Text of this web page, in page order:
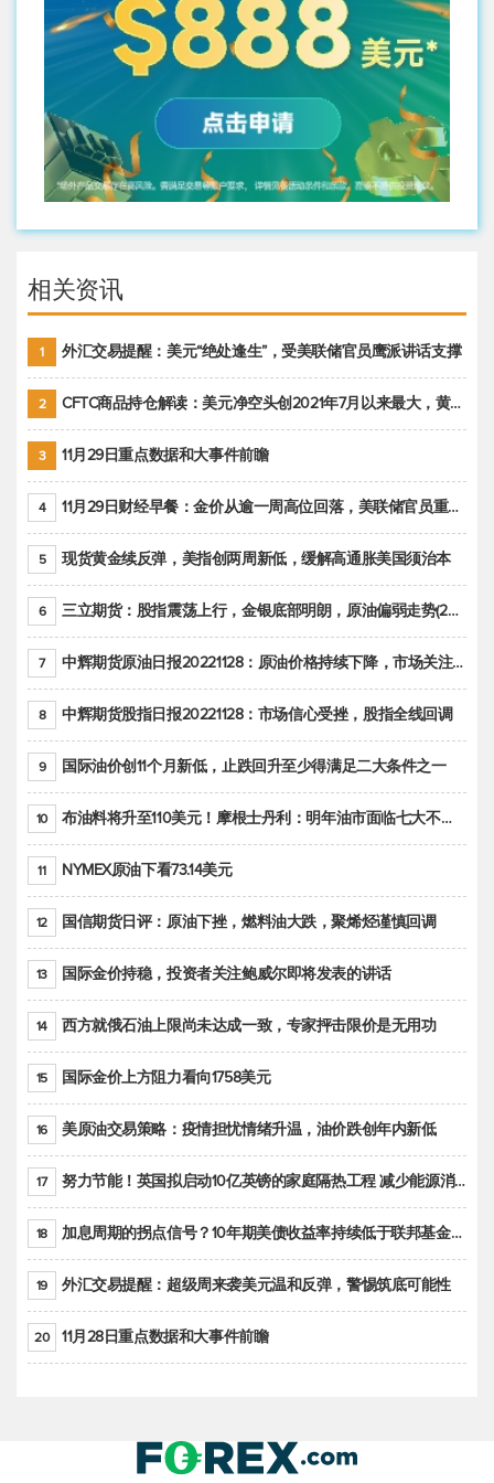
相关资讯
1 外汇交易提醒：美元“绝处逢生”，受美联储官员鹰派讲话支撑
2 CFTC商品持仓解读：美元净空头创2021年7月以来最大，黄金期货投机性净多头头寸减少
3 11月29日重点数据和大事件前瞻
4 11月29日财经早餐：金价从逾一周高位回落，美联储官员重申鹰派立场推动美元回升
5 现货黄金续反弹，美指创两周新低，缓解高通胀美国须治本
6 三立期货：股指震荡上行，金银底部明朗，原油偏弱走势(20221128收评)
7 中辉期货原油日报20221128：原油价格持续下降，市场关注OPEC+新一轮产能政策
8 中辉期货股指日报20221128：市场信心受挫，股指全线回调
9 国际油价创11个月新低，止跌回升至少得满足二大条件之一
10 布油料将升至110美元！摩根士丹利：明年油市面临七大不确定性
11 NYMEX原油下看73.14美元
12 国信期货日评：原油下挫，燃料油大跌，聚烯烃谨慎回调
13 国际金价持稳，投资者关注鲍威尔即将发表的讲话
14 西方就俄石油上限尚未达成一致，专家抨击限价是无用功
15 国际金价上方阻力看向1758美元
16 美原油交易策略：疫情担忧情绪升温，油价跌创年内新低
17 努力节能！英国拟启动10亿英镑的家庭隔热工程 减少能源消耗
18 加息周期的拐点信号？10年期美债收益率持续低于联邦基金利率目标区间
19 外汇交易提醒：超级周来袭美元温和反弹，警惕筑底可能性
20 11月28日重点数据和大事件前瞻